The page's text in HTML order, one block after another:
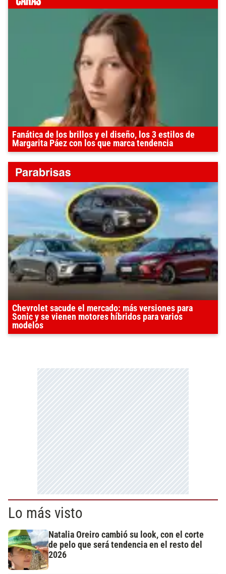
Fanática de los brillos y el diseño, los 3 estilos de
Margarita Páez con los que marca tendencia
Chevrolet sacude el mercado: más versiones para
Sonic y se vienen motores híbridos para varios
modelos
Lo más visto
Natalia Oreiro cambió su look, con el corte
de pelo que será tendencia en el resto del
2026